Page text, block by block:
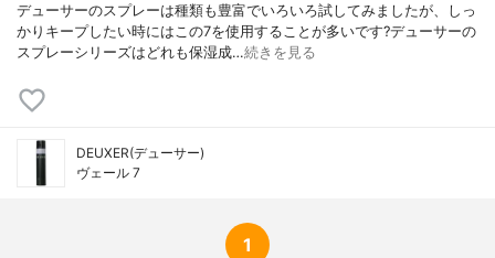
デューサーのスプレーは種類も豊富でいろいろ試してみましたが、しっ
かりキープしたい時にはこの7を使用することが多いです?デューサーの
スプレーシリーズはどれも保湿成…続きを見る
DEUXER(デューサー)
ヴェール 7
1